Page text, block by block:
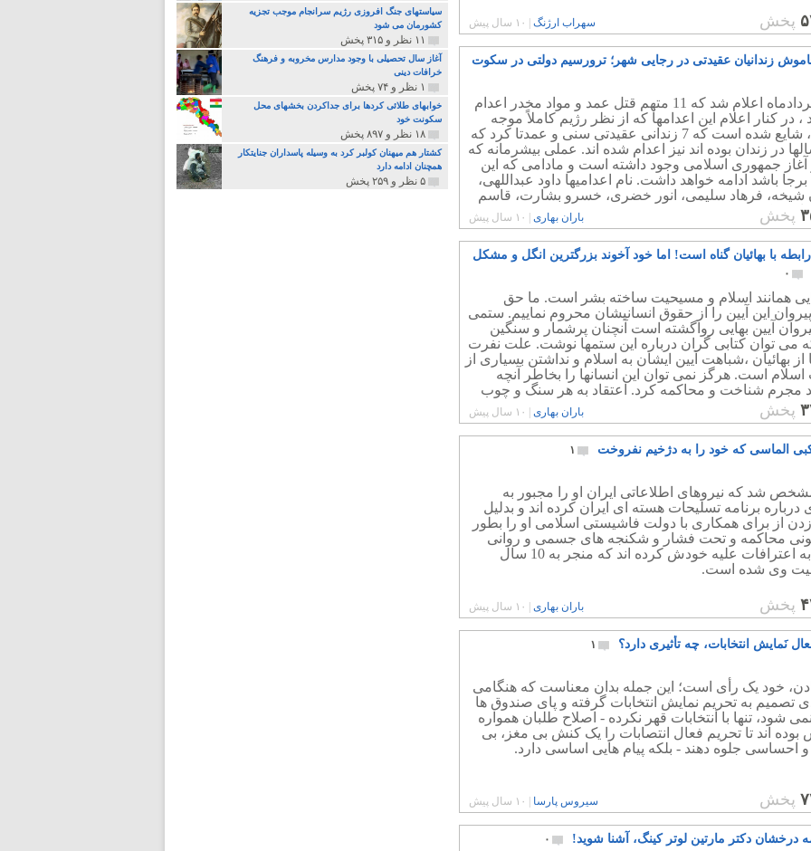
پخش سهراب ارژنگ ۱۰ سال پیش
زندانیان عقیدتی در رجایی شهر؛ ترورسیم دولتی در سکوت
پنجم خردادماه اعلام شد که 11 متهم قتل عمد و مواد مخدر اعدام
، در کنار اعلام این اعدامها که از نظر رژیم کاملاً موجه
هستند ، شایع شده است که 7 زندانی عقیدتی سنی و عمدتا کرد که
در زندان بوده اند نیز اعدام شده اند. عملی بیشرمانه که
آغاز جمهوری اسلامی وجود داشته است و مادامی که این
برجا باشد ادامه خواهد داشت. نام اعدامیها داود عبداللهی،
شیخه، فرهاد سلیمی، انور خضری، خسرو بشارت، قاسم
ایوب کریمی هستند.
پخش باران بهاری ۱۰ سال پیش
رابطه با بهائیان گناه است! اما خود آخوند بزرگترین انگل و مشکل
۰
همانند اسلام و مسیحیت ساخته بشر است. ما حق
پیروان این آیین را از حقوق انسانیشان محروم نماییم. ستمی
آیین بهایی رواگشته است آنچنان پرشمار و سنگین
می توان کتابی گران درباره این ستمها نوشت. علت نفرت
از بهائیان ،شباهت آیین ایشان به اسلام و نداشتن بسیاری از
اسلام است. هرگز نمی توان این انسانها را بخاطر آنچه
مجرم شناخت و محاکمه کرد. اعتقاد به هر سنگ و چوب
جرم نیست.
پخش باران بهاری ۱۰ سال پیش
الماسی که خود را به دژخیم نفروخت ۱
شد که نیروهای اطلاعاتی ایران او را مجبور به
درباره برنامه تسلیحات هسته ای ایران کرده اند و بدلیل
از برای همکاری با دولت فاشیستی اسلامی او را بطور
محاکمه و تحت فشار و شکنجه های جسمی و روانی
مجبور به اعترافات علیه خودش کرده اند که منجر به 10 سال
وی شده است.
پخش باران بهاری ۱۰ سال پیش
نَمایش انتخابات، چه تأثیری دارد؟ ۱
خود یک رأی است؛ این جمله بدان معناست که هنگامی
تصمیم به تحریم نمایش انتخابات گرفته و پای صندوق ها
شود، تنها با انتخابات قهر نکرده - اصلاح طلبان همواره
بوده اند تا تحریم فعال انتصابات را یک کنش بی مغز، بی
احساسی جلوه دهند - بلکه پیام هایی اساسی دارد.
پخش سیروس پارسا ۱۰ سال پیش
درخشان دکتر مارتین لوتر کینگ، آشنا شوید! ۰
سیاستهای جنگ افروزی رژیم سرانجام موجب تجزیه
کشورمان می شود
۱۱ نظر و ۳۱۵ پخش
آغاز سال تحصیلی با وجود مدارس مخروبه و فرهنگ
خرافات دینی
۱ نظر و ۷۴ پخش
خوابهای طلائی کردها برای جداکردن بخشهای محل
سکونت خود
۱۸ نظر و ۸۹۷ پخش
کشتار هم میهنان کولبر کرد به وسیله پاسداران جنایتکار
همچنان ادامه دارد
۵ نظر و ۲۵۹ پخش